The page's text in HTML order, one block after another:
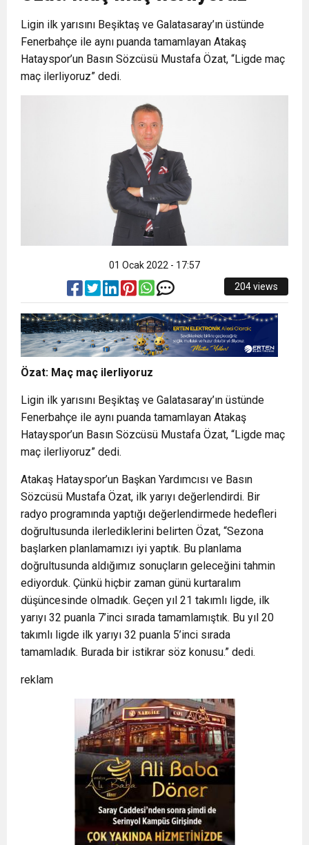
Cumhuriyet, Türk Milletinin Özgürlük
ve Onur Nişanesidir
6:19 HBB BAŞKANI ÖNTÜRK’ÜN
CUMHURİYET BAYRAMI MESAJI
17:36 KURUMLAR VERGİSİ ERTELENDİ
CEYLANDERE’DE BAŞKAN EMRAH
KARAÇAY’A SEVGİ SELİ
BAŞKAN SAMİ ÜSTÜN’DEN
GÖNÜLLERE DOKUNAN ZİYARET
Ligin ilk yarısını Beşiktaş ve Galatasaray’ın üstünde
Fenerbahçe ile aynı puanda tamamlayan Atakaş
Hatayspor’un Basın Sözcüsü Mustafa Özat, “Ligde maç
maç ilerliyoruz” dedi.
01 Ocak 2022 - 17:57
204 views
Özat: Maç maç ilerliyoruz
Ligin ilk yarısını Beşiktaş ve Galatasaray’ın üstünde
Fenerbahçe ile aynı puanda tamamlayan Atakaş
Hatayspor’un Basın Sözcüsü Mustafa Özat, “Ligde maç
maç ilerliyoruz” dedi.
Atakaş Hatayspor’un Başkan Yardımcısı ve Basın
Sözcüsü Mustafa Özat, ilk yarıyı değerlendirdi. Bir
radyo programında yaptığı değerlendirmede hedefleri
doğrultusunda ilerlediklerini belirten Özat, “Sezona
başlarken planlamamızı iyi yaptık. Bu planlama
doğrultusunda aldığımız sonuçların geleceğini tahmin
ediyorduk. Çünkü hiçbir zaman günü kurtaralım
düşüncesinde olmadık. Geçen yıl 21 takımlı ligde, ilk
yarıyı 32 puanla 7’inci sırada tamamlamıştık. Bu yıl 20
takımlı ligde ilk yarıyı 32 puanla 5’inci sırada
tamamladık. Burada bir istikrar söz konusu.” dedi.
reklam